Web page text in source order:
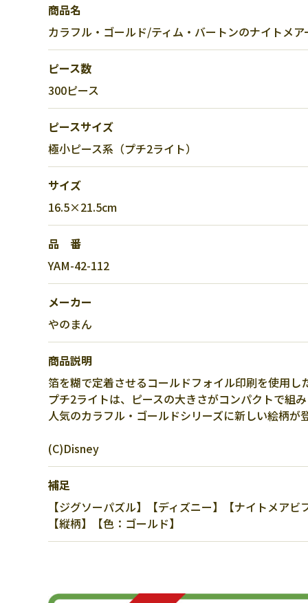
商品名
カラフル・ゴールド/ティム・バートンのナイトメ
ピース数
300ピース
ピースサイズ
極小ピース系（プチ2ライト）
サイズ
16.5×21.5cm
品 番
YAM-42-112
メーカー
やのまん
商品説明
箔を糊で定着させるコールドフォイル印刷を使用
プチ2ライトは、ピースの大きさがコンパクトで組
人気のカラフル・ゴールドシリーズに新しい絵柄が
(C)Disney
補足
【ジグソーパズル】【ディズニー】【ナイトメア
【縦柄】【色：ゴールド】